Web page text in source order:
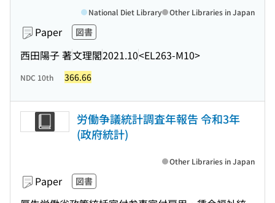
Paper 図書
西田陽子 著文理閣2021.10<EL263-M10>
National Diet Library Other Libraries in Japan
NDC 10th 366.66
労働争議統計調査年報告 令和3年
(政府統計)
Paper 図書
Other Libraries in Japan